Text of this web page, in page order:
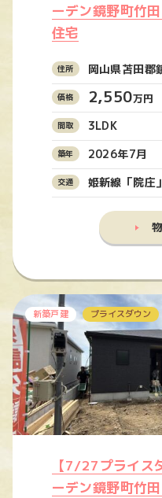
ーデン鏡野町竹
住宅
岡山県苫田
2,550万円
3LDK
2026年7月
姫新線「院
新築戸建 プライスダウン
【7/27プライス
ーデン鏡野町竹